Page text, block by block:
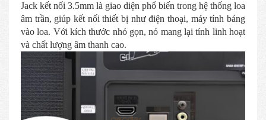
Jack kết nối 3.5mm là giao diện phổ biến trong hệ thống loa
âm trần, giúp kết nối thiết bị như điện thoại, máy tính bảng
vào loa. Với kích thước nhỏ gọn, nó mang lại tính linh hoạt
và chất lượng âm thanh cao.